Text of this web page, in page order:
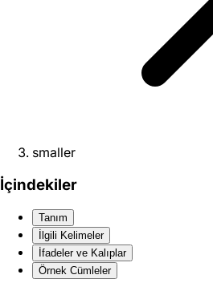
smaller
İçindekiler
Tanım
İlgili Kelimeler
İfadeler ve Kalıplar
Örnek Cümleler